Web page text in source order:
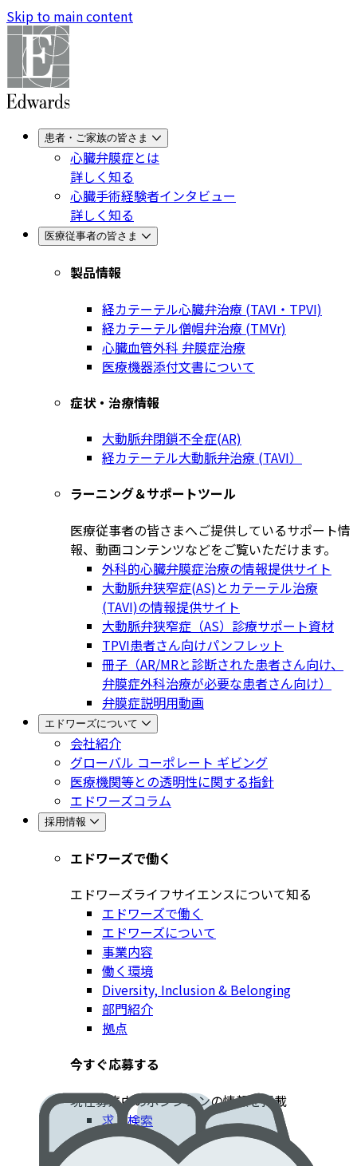
Skip to main content
患者・ご家族の皆さま
心臓弁膜症とは
詳しく知る
心臓手術経験者インタビュー
詳しく知る
医療従事者の皆さま
製品情報
経カテーテル心臓弁治療 (TAVI・TPVI)
経カテーテル僧帽弁治療 (TMVr)
心臓血管外科 弁膜症治療
医療機器添付文書について
症状・治療情報
大動脈弁閉鎖不全症(AR)
経カテーテル大動脈弁治療 (TAVI）
ラーニング＆サポートツール
医療従事者の皆さまへご提供しているサポート情
報、動画コンテンツなどをご覧いただけます。
外科的心臓弁膜症治療の情報提供サイト
大動脈弁狭窄症(AS)とカテーテル治療
(TAVI)の情報提供サイト
大動脈弁狭窄症（AS）診療サポート資材
TPVI患者さん向けパンフレット
冊子（AR/MRと診断された患者さん向け、
弁膜症外科治療が必要な患者さん向け）
弁膜症説明用動画
エドワーズについて
会社紹介
グローバル コーポレート ギビング
医療機関等との透明性に関する指針
エドワーズコラム
採用情報
エドワーズで働く
エドワーズライフサイエンスについて知る
エドワーズで働く
エドワーズについて
事業内容
働く環境
Diversity, Inclusion & Belonging
部門紹介
拠点
今すぐ応募する​
現在募集中のポジションの情報を掲載​
求人検索
採用情報